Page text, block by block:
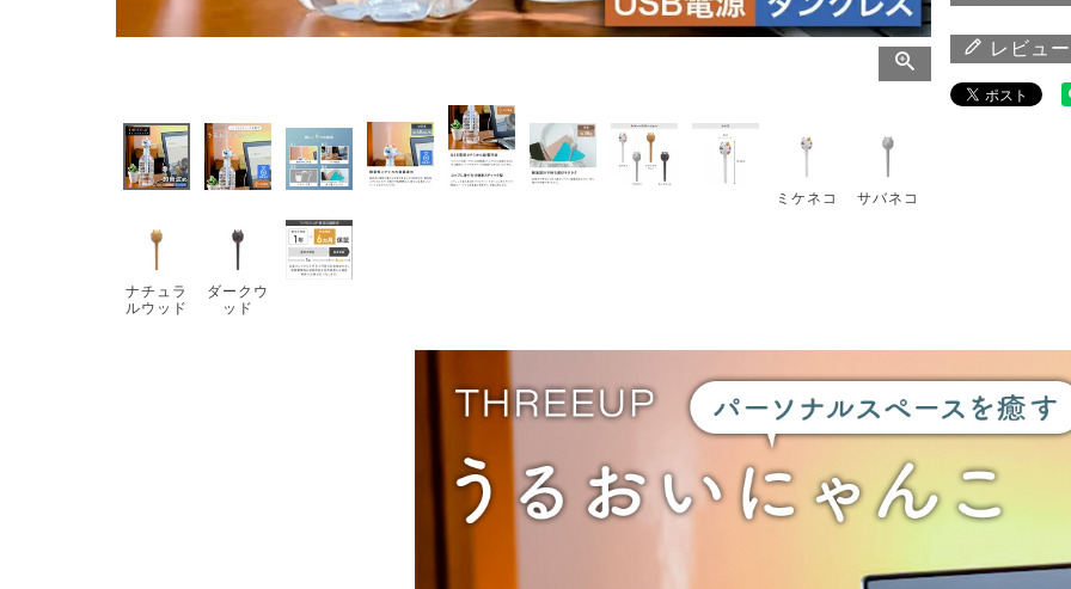
ミケネコ サバネコ
ナチュラ
ルウッド
ダークウ
ッド
レビュ